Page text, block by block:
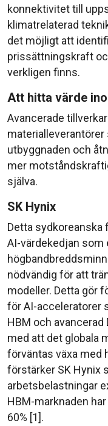
konnektivitet till
klimatrelaterad
det möjligt att
prissättningskraft
verkligen finns.
Att hitta värde
Avancerade
materialleverantörer
utbyggnaden och
mer
själva.
SK Hynix
Detta sydkoreanska
AI-värdekedjan som
nödvändig för att
modeller. Detta gör
för AI-acceleratorer
HBM och
med att det globala
förväntas växa med
förstärker SK Hynix
arbetsbelastningar
HBM-marknaden
60% [1].